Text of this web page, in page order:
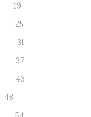
19
25
31
37
43
48